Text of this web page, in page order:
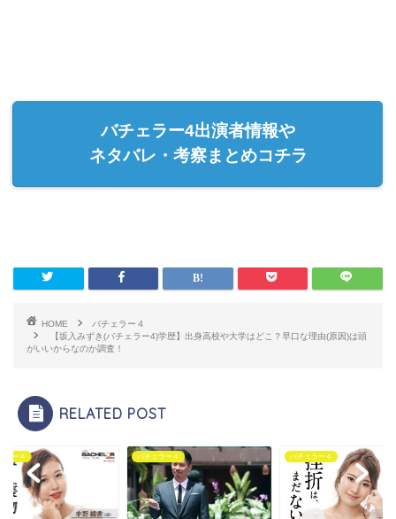
バチェラー4出演者情報や
ネタバレ・考察まとめコチラ
HOME
バチェラー４
【坂入みずき(バチェラー4)学歴】出身高校や大学はどこ？早口な理由(原因)は頭
がいいからなのか調査！
RELATED POST
ラー４ バチェラー４ バチェラー４